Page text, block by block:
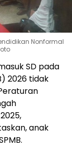
Nonformal
SD pada
2026 tidak
anak